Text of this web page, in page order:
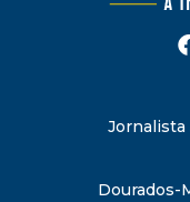
Jornalista
Dourados-